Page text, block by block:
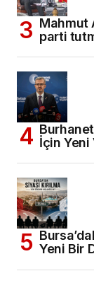
Mahmut
parti
İçin Yeni
Yeni Bir